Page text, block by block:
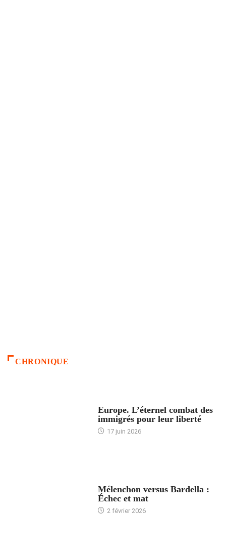
CHRONIQUE
Europe. L’éternel combat des
immigrés pour leur liberté
17 juin 2026
Mélenchon versus Bardella :
Échec et mat
2 février 2026